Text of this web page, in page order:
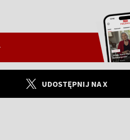
UDOSTĘPNIJ NA X